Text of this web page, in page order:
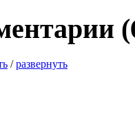
(
/развернуть